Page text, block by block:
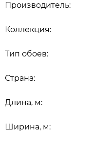
Производитель:
Коллекция:
Длина, м:
Ширина, м:
Страна:
Тип обоев: